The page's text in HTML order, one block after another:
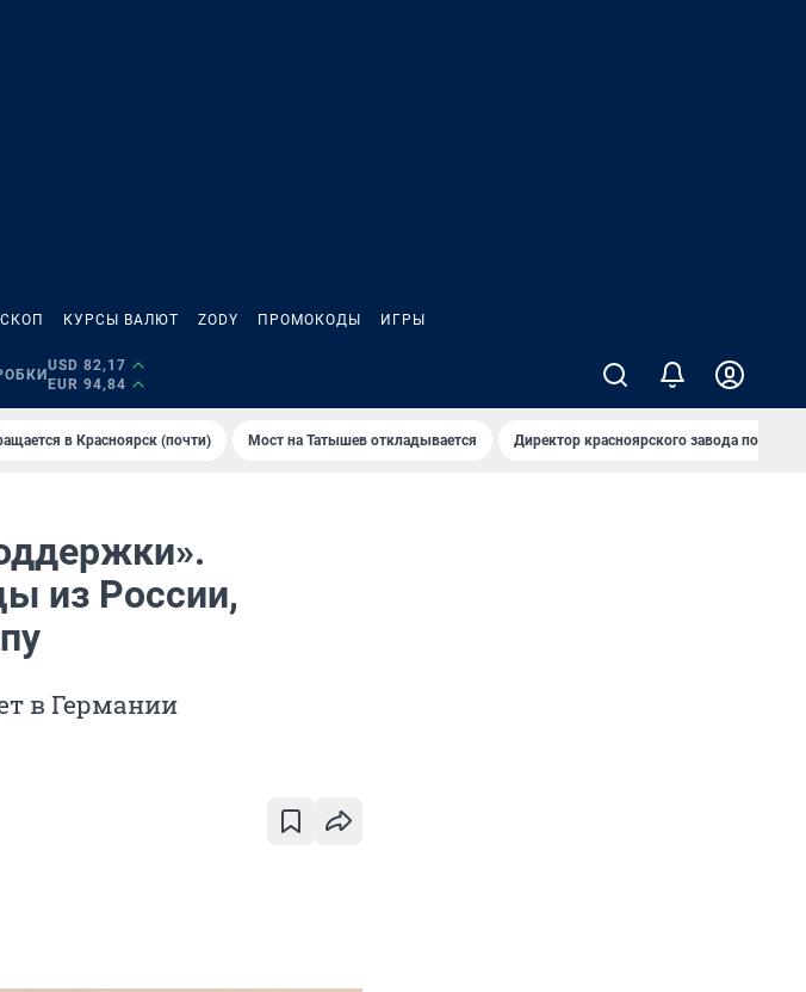
КУРСЫ ВАЛЮТ ZODY ПРОМОКОДЫ ИГРЫ
USD 82,17
EUR 94,84
в Красноярск (почти) Мост на Татышев откладывается Директор красноярского завода под
из России,
в Германии